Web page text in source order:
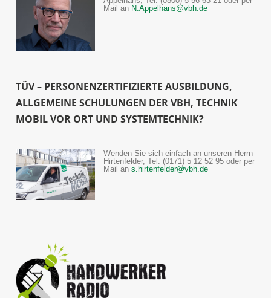
Mail an N.Appelhans@vbh.de
TÜV – PERSONENZERTIFIZIERTE AUSBILDUNG,
ALLGEMEINE SCHULUNGEN DER VBH, TECHNIK
MOBIL VOR ORT UND SYSTEMTECHNIK?
Wenden Sie sich einfach an unseren Herrn
Hirtenfelder, Tel. (0171) 5 12 52 95 oder per
Mail ans.hirtenfelder@vbh.de